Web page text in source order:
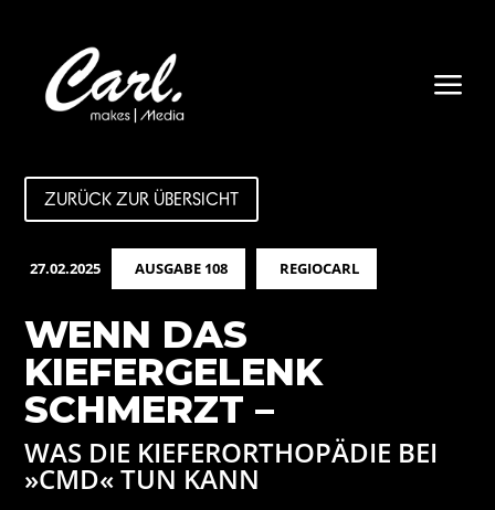
a
ZURÜCK ZUR ÜBERSICHT
27.02.2025 AUSGABE 108 REGIOCARL
WENN DAS
KIEFERGELENK
SCHMERZT –
WAS DIE KIEFERORTHOPÄDIE BEI
»CMD« TUN KANN